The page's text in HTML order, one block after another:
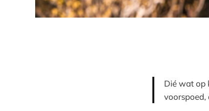
Dié wat op
voorspoed,